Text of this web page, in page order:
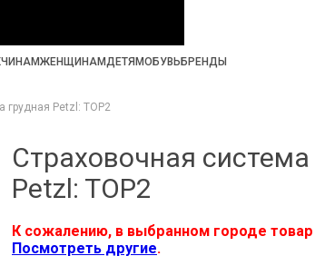
ЖЕНЩИНАМДЕТЯМОБУВЬ БРЕНДЫ
грудная Petzl: TOP2
Страховочная система
Petzl: TOP2
К сожалению, в выбранном городе товар
Посмотреть другие.